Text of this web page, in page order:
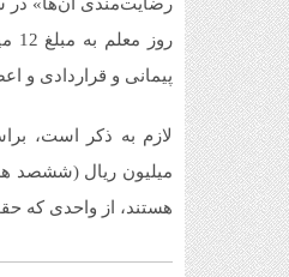
پیمانی و قراردادی و
میلیون ریال (ششصد
هستند، از واحدی که